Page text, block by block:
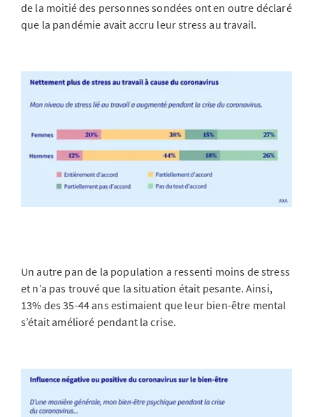
de la moitié des personnes sondées ont en outre déclaré
que la pandémie avait accru leur stress au travail.
Un autre pan de la population a ressenti moins de stress
et n’a pas trouvé que la situation était pesante. Ainsi,
13% des 35-44 ans estimaient que leur bien-être mental
s’était amélioré pendant la crise.